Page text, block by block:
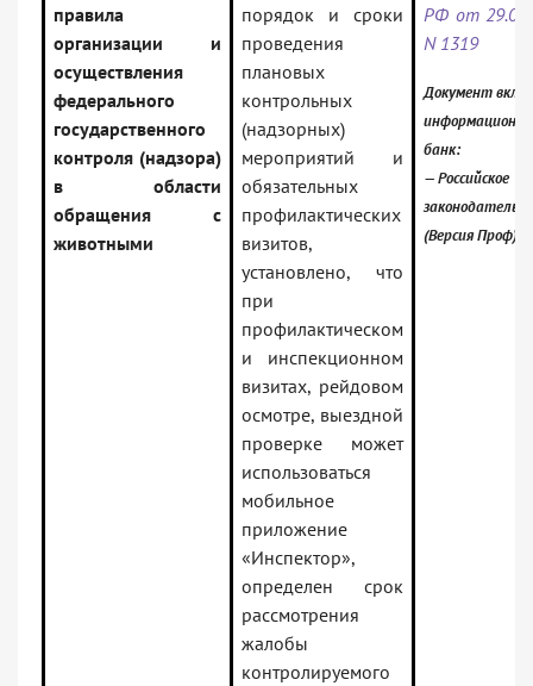
правила
организации и
осуществления
федерального
государственного
контроля (надзора)
в области
обращения с
животными
порядок и сроки
проведения
плановых
контрольных
(надзорных)
мероприятий и
обязательных
профилактических
визитов,
установлено, что
при
профилактическом
и инспекционном
визитах, рейдовом
осмотре, выездной
проверке может
использоваться
мобильное
приложение
«Инспектор»,
определен срок
рассмотрения
жалобы
контролируемого
РФ от
N 1319
Документ
банк:
— Российское
(Версия Проф)